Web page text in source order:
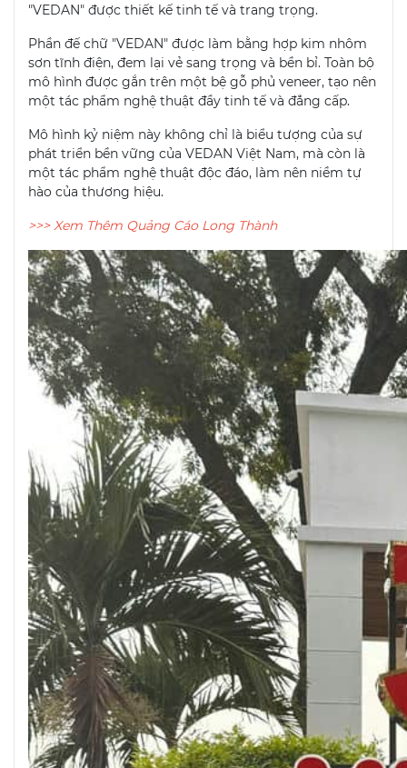
"VEDAN" được thiết kế tinh tế và trang trọng.
Phần đế chữ "VEDAN" được làm bằng hợp kim nhôm
sơn tĩnh điện, đem lại vẻ sang trọng và bền bỉ. Toàn bộ
mô hình được gắn trên một bệ gỗ phủ veneer, tạo nên
một tác phẩm nghệ thuật đầy tinh tế và đẳng cấp.
Mô hình kỷ niệm này không chỉ là biểu tượng của sự
phát triển bền vững của VEDAN Việt Nam, mà còn là
một tác phẩm nghệ thuật độc đáo, làm nên niềm tự
hào của thương hiệu.
>>> Xem Thêm Quảng Cáo Long Thành